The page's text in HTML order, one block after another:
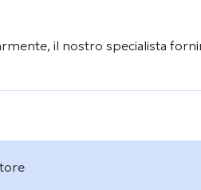
il nostro specialista